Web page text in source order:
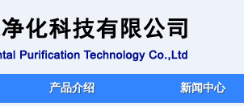
产品介绍 新闻中心